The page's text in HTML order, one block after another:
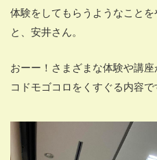
体験をしてもらうようなことを
と、安井さん。
おーー！さまざまな体験や講座
コドモゴコロをくすぐる内容で